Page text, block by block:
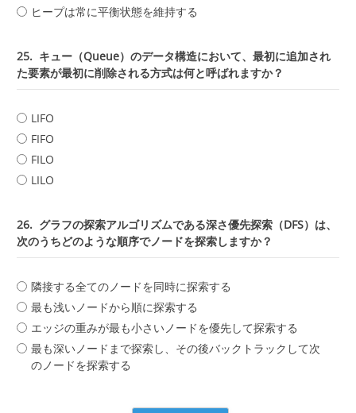
ヒープは常に平衡状態を維持する
25. キュー（Queue）のデータ構造において、最初に追加され
た要素が最初に削除される方式は何と呼ばれますか？
LIFO
FIFO
FILO
LILO
26. グラフの探索アルゴリズムである深さ優先探索（DFS）は、
次のうちどのような順序でノードを探索しますか？
隣接する全てのノードを同時に探索する
最も浅いノードから順に探索する
エッジの重みが最も小さいノードを優先して探索する
最も深いノードまで探索し、その後バックトラックして次
のノードを探索する